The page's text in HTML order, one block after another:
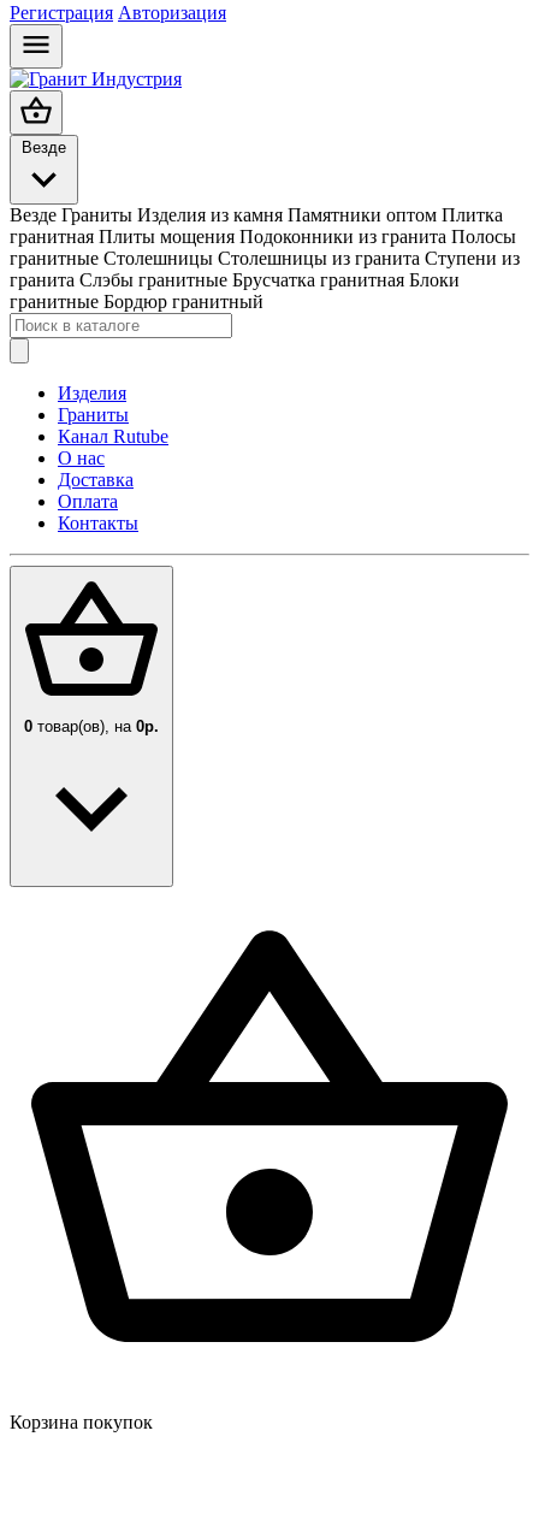
Регистрация Авторизация
Везде
Везде Граниты Изделия из камня Памятники оптом Плитка
гранитная Плиты мощения Подоконники из гранита Полосы
гранитные Столешницы Столешницы из гранита Ступени из
гранита Слэбы гранитные Брусчатка гранитная Блоки
гранитные Бордюр гранитный
Изделия
Граниты
Канал Rutube
О нас
Доставка
Оплата
Контакты
0 товар(ов), на 0р.
Корзина покупок